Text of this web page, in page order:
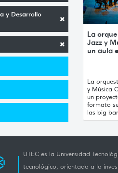
y Desarrollo
La
Jazz y
un aula
La
y Música
un
formato
las big
UTEC es la Universidad
tecnológico, orientada a la